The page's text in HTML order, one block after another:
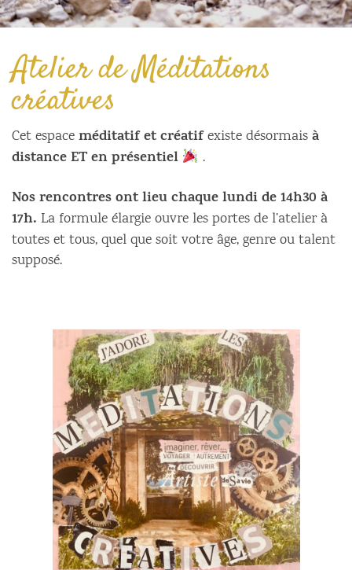
Atelier de Méditations
créatives
Cet espaceméditatif et créatifexiste désormaisà
distance ET en présentiel
.
Nos rencontres ont lieu chaque lundi de 14h30 à
17h. La formule élargie ouvre les portes de l’atelier à
toutes et tous, quel que soit votre âge, genre ou talent
supposé.